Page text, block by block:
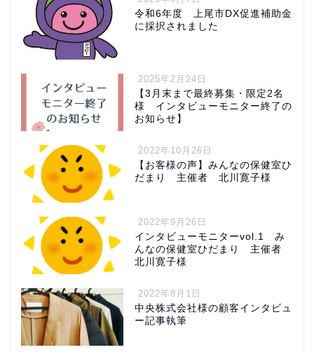
令和6年度 上尾市DX促進補助金
に採択されました
2025年2月24日
【3月末まで最終募集・限定2名
様 インタビューモニター終了の
お知らせ】
2022年10月26日
【お客様の声】みんなの保健室ひ
だまり 主催者 北川寛子様
2022年9月26日
インタビューモニターvol.1 み
んなの保健室ひだまり 主催者
北川寛子様
2022年8月1日
中央株式会社様の顧客インタビュ
ー記事執筆